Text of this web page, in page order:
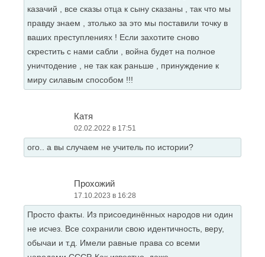
казачий , все сказы отца к сыну сказаны , так что мы
правду знаем , зтолько за это мы поставили точку в
ваших преступлениях ! Если захотите сново
скрестить с нами сабли , война будет на полное
уничтодение , не так как раньше , принуждение к
миру силавым способом !!!
Катя
02.02.2022 в 17:51
ого.. а вы случаем не учитель по истории?
Прохожий
17.10.2023 в 16:28
Просто факты. Из присоединённых народов ни один
не исчез. Все сохранили свою идентичность, веру,
обычаи и т.д. Имели равные права со всеми